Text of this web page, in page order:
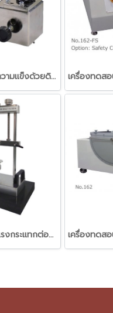
เครื่องทดสอบความแข็งด้วยดินสอ (Pencil Scratch Hardness Tester (Hand Push)
เครื่องทดสอบแรงกระแทกต่อสายไฟฟ้าหุ้นฉนวนหรือเปลือกหุ้นในห้องอุณหภูมิต่ำ (Cable impact tester)